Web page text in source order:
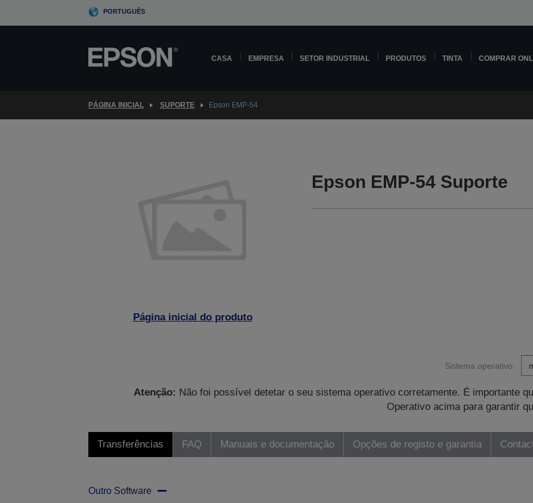
PORTUGUÊS
CASA EMPRESA SETOR INDUSTRIAL PRODUTOS TINTA COMPRAR
PÁGINA INICIAL SUPORTE Epson EMP-54
Página inicial do produto
Epson EMP-54 Suporte
Sistema operativo:
Atenção: Não foi possível detetar o seu sistema operativo corretamente. É importante
Operativo acima para garantir
Transferências FAQ Manuais e documentação Opções de registo e garantia
Outro Software